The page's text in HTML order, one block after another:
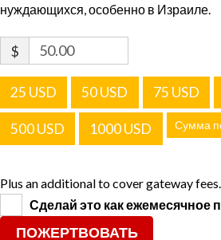
нуждающихся, особенно в Израиле.
$
25 USD 50 USD 75 USD
500 USD 1000 USD Сумма
Plus an additional to cover gateway fees.
Сделай это как ежемесячное
ПОЖЕРТВОВАТЬ